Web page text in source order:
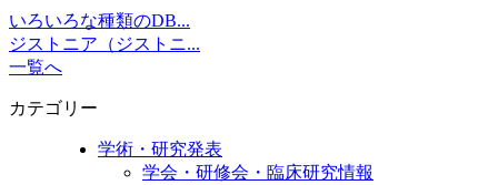
いろいろな種類のDB...
ジストニア（ジストニ...
一覧へ
カテゴリー
学術・研究発表
学会・研修会・臨床研究情報